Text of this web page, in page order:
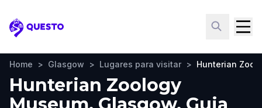
Questo
Home > Glasgow > Lugares para visitar > Hunterian
Hunterian Zoology